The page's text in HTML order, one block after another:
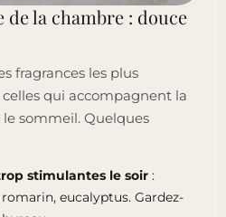
de la chambre : douce
fragrances les plus
qui accompagnent la
sommeil. Quelques
stimulantes le soir :
eucalyptus. Gardez-